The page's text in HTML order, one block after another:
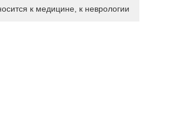
к медицине, к неврологии